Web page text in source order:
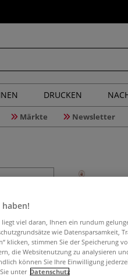
DRUCKEN
Märkte Newsletter
Dein
llustration,
Friedli zeigt,
Alltag
viel daran, Ihnen ein rundum
wie Datensparsamkeit,
klicken, stimmen Sie der Speicherung
die Websitenutzung zu analysieren
können Sie Ihre Einwilligung
unter Datenschutz